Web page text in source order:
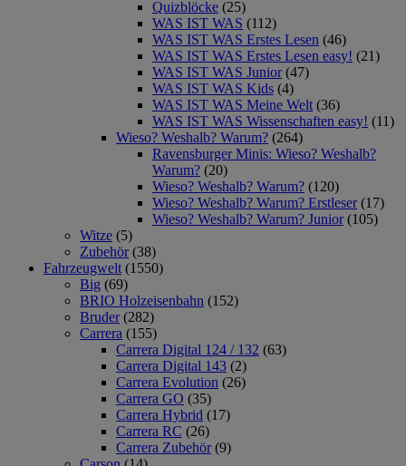
Quizblöcke (25)
WAS IST WAS (112)
WAS IST WAS Erstes Lesen (46)
WAS IST WAS Erstes Lesen easy! (21)
WAS IST WAS Junior (47)
WAS IST WAS Kids (4)
WAS IST WAS Meine Welt (36)
WAS IST WAS Wissenschaften easy! (11)
Wieso? Weshalb? Warum? (264)
Ravensburger Minis: Wieso? Weshalb?
Warum? (20)
Wieso? Weshalb? Warum? (120)
Wieso? Weshalb? Warum? Erstleser (17)
Wieso? Weshalb? Warum? Junior (105)
Witze (5)
Zubehör (38)
Fahrzeugwelt (1550)
Big (69)
BRIO Holzeisenbahn (152)
Bruder (282)
Carrera (155)
Carrera Digital 124 / 132 (63)
Carrera Digital 143 (2)
Carrera Evolution (26)
Carrera GO (35)
Carrera Hybrid (17)
Carrera RC (26)
Carrera Zubehör (9)